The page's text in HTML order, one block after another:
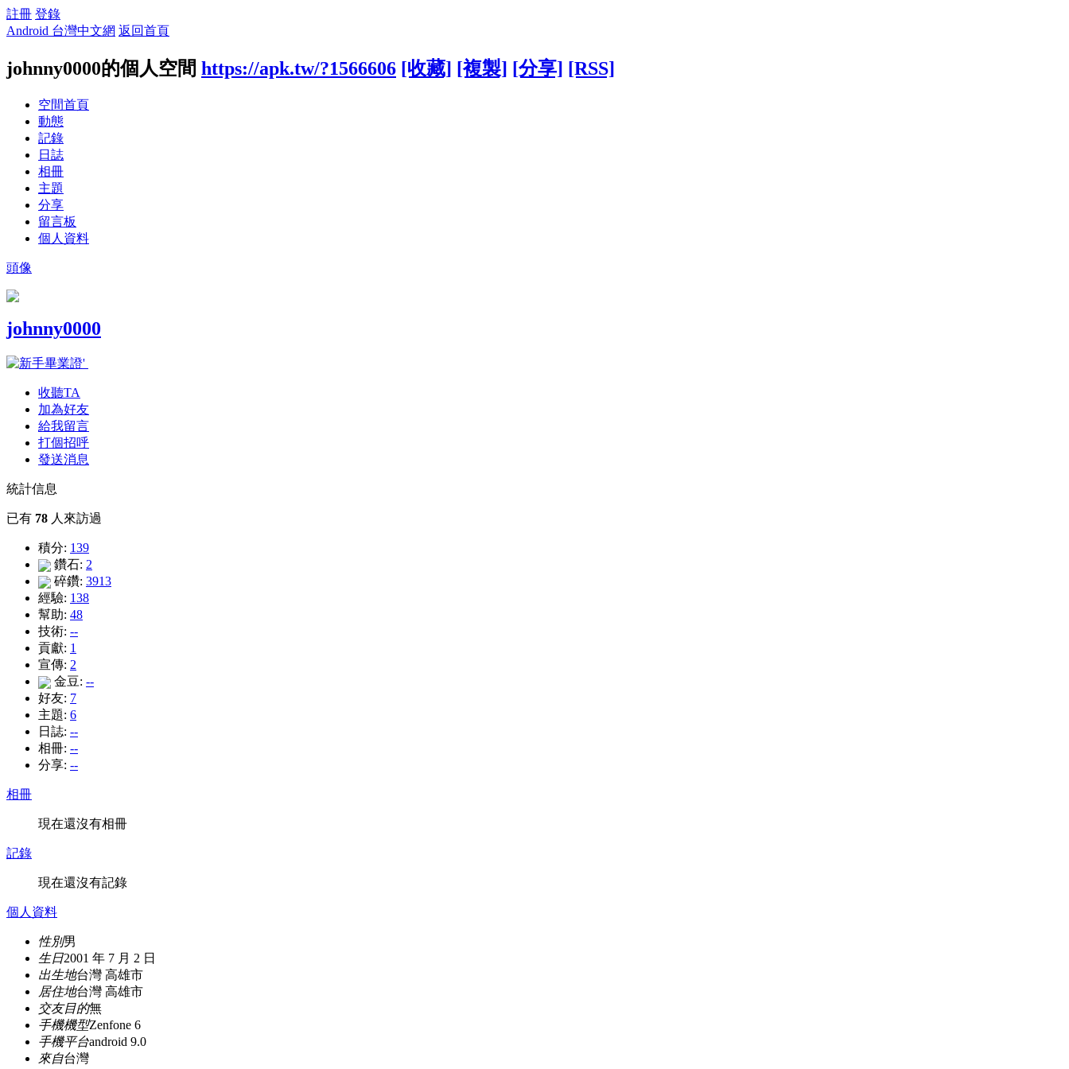
註冊 登錄
Android 台灣中文網 返回首頁
johnny0000的個人空間 https://apk.tw/?1566606 [收藏] [複製] [分享] [RSS]
空間首頁
動態
記錄
日誌
相冊
主題
分享
留言板
個人資料
頭像
johnny0000
收聽TA
加為好友
給我留言
打個招呼
發送消息
統計信息
已有 78 人來訪過
積分: 139
鑽石: 2
碎鑽: 3913
經驗: 138
幫助: 48
技術: --
貢獻: 1
宣傳: 2
金豆: --
好友: 7
主題: 6
日誌: --
相冊: --
分享: --
相冊
現在還沒有相冊
記錄
現在還沒有記錄
個人資料
性別男
生日2001 年 7 月 2 日
出生地台灣 高雄市
居住地台灣 高雄市
交友目的無
手機機型Zenfone 6
手機平台android 9.0
來自台灣